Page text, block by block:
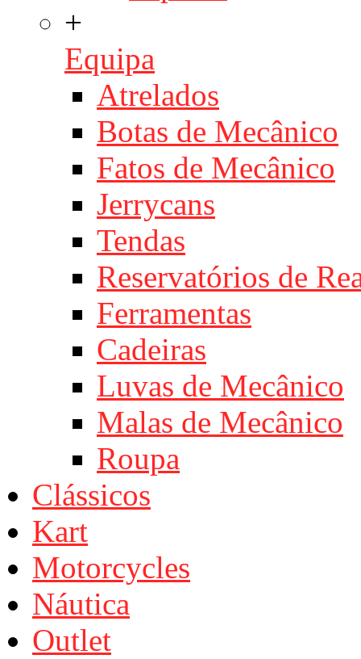
+
Equipa
Atrelados
Botas de Mecânico
Fatos de Mecânico
Jerrycans
Tendas
Reservatórios de
Ferramentas
Cadeiras
Luvas de Mecânico
Malas de Mecânico
Roupa
Clássicos
Kart
Motorcycles
Náutica
Outlet